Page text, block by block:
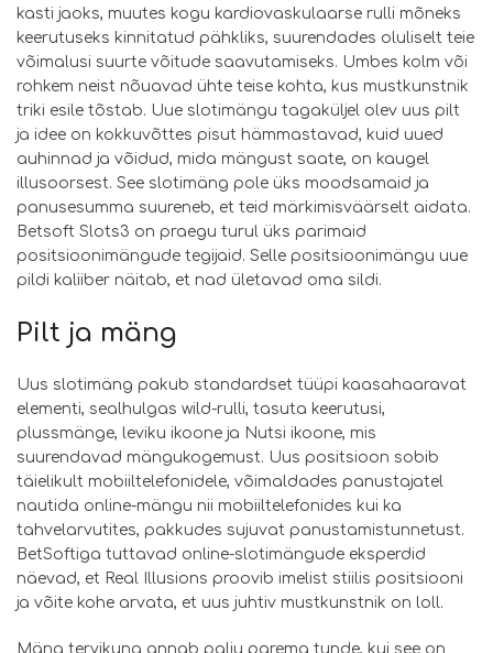
kasti jaoks, muutes kogu kardiovaskulaarse rulli mõneks
keerutuseks kinnitatud pähkliks, suurendades oluliselt teie
võimalusi suurte võitude saavutamiseks. Umbes kolm või
rohkem neist nõuavad ühte teise kohta, kus mustkunstnik
triki esile tõstab. Uue slotimängu tagaküljel olev uus pilt
ja idee on kokkuvõttes pisut hämmastavad, kuid uued
auhinnad ja võidud, mida mängust saate, on kaugel
illusoorsest. See slotimäng pole üks moodsamaid ja
panusesumma suureneb, et teid märkimisväärselt aidata.
Betsoft Slots3 on praegu turul üks parimaid
positsioonimängude tegijaid. Selle positsioonimängu uue
pildi kaliiber näitab, et nad ületavad oma sildi.
Pilt ja mäng
Uus slotimäng pakub standardset tüüpi kaasahaaravat
elementi, sealhulgas wild-rulli, tasuta keerutusi,
plussmänge, leviku ikoone ja Nutsi ikoone, mis
suurendavad mängukogemust. Uus positsioon sobib
täielikult mobiiltelefonidele, võimaldades panustajatel
nautida online-mängu nii mobiiltelefonides kui ka
tahvelarvutites, pakkudes sujuvat panustamistunnetust.
BetSoftiga tuttavad online-slotimängude eksperdid
näevad, et Real Illusions proovib imelist stiilis positsiooni
ja võite kohe arvata, et uus juhtiv mustkunstnik on loll.
Mäng tervikuna annab palju parema tunde, kui see on